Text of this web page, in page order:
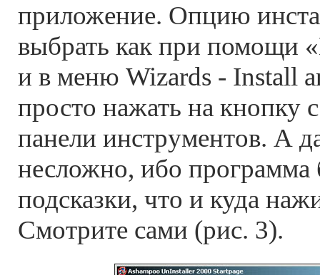
приложение. Опцию
выбрать как при помощи
и в меню Wizards - Install
просто нажать на кнопку
панели инструментов. А
несложно, ибо программа
подсказки, что и куда
Смотрите сами (рис. 3).